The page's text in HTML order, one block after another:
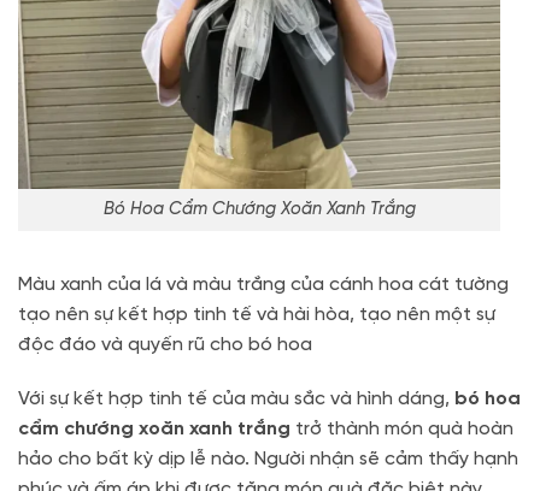
Bó Hoa Cẩm Chướng Xoăn Xanh Trắng
Màu xanh của lá và màu trắng của cánh hoa cát tường
tạo nên sự kết hợp tinh tế và hài hòa, tạo nên một sự
độc đáo và quyến rũ cho bó hoa
Với sự kết hợp tinh tế của màu sắc và hình dáng, bó hoa
cẩm chướng xoăn xanh trắng trở thành món quà hoàn
hảo cho bất kỳ dịp lễ nào. Người nhận sẽ cảm thấy hạnh